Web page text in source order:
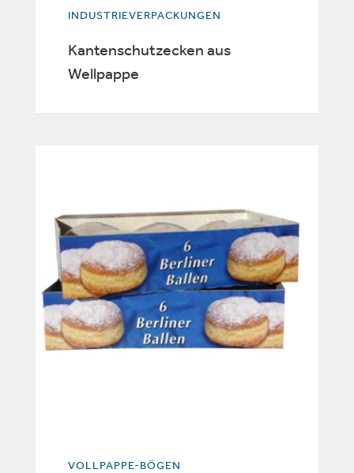
INDUSTRIEVERPACKUNGEN
Kantenschutzecken aus
Wellpappe
VOLLPAPPE-BÖGEN